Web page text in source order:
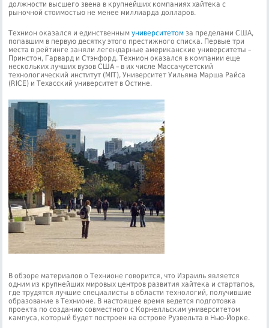
должности высшего звена в крупнейших компаниях хайтека с
рыночной стоимостью не менее миллиарда долларов.
Технион оказался и единственнымуниверситетом за пределами США,
попавшим в первую десятку этого престижного списка. Первые три
места в рейтинге заняли легендарные американские университеты –
Принстон, Гарвард и Стэнфорд. Технион оказался в компании еще
нескольких лучших вузов США – в их числе Массачусетский
технологический институт (MIT), Университет Уильяма Марша Райса
(RICE) и Техасский университет в Остине.
В обзоре материалов о Технионе говорится, что Израиль является
одним из крупнейших мировых центров развития хайтека и стартапов,
где трудятся лучшие специалисты в области технологий, получившие
образование в Технионе. В настоящее время ведется подготовка
проекта по созданию совместного с Корнелльским университетом
кампуса, который будет построен на острове Рузвельта в Нью-Йорке.